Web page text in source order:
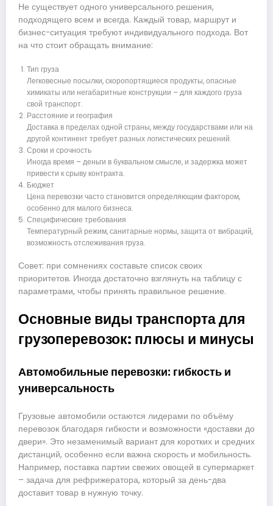
Не существует одного универсального решения,
подходящего всем и всегда. Каждый товар, маршрут и
бизнес-ситуация требуют индивидуального подхода. Вот
на что стоит обращать внимание:
Тип груза
Легковесные посылки, скоропортящиеся продукты, опасные
химикаты или негабаритные конструкции – для каждого груза
свой транспорт.
Расстояние и география
Доставка в пределах одной страны, между государствами или на
другой континент требует разных логистических решений.
Сроки и срочность
Иногда время – деньги в буквальном смысле, и задержка может
привести к срыву контракта.
Бюджет
Цена перевозки часто становится определяющим фактором,
особенно для малого бизнеса.
Специфические требования
Температурный режим, санитарные нормы, защита от вибраций,
возможность отслеживания груза.
Совет: при сомнениях составьте список своих
приоритетов. Иногда достаточно взглянуть на таблицу с
параметрами, чтобы принять правильное решение.
Основные виды транспорта для
грузоперевозок: плюсы и минусы
Автомобильные перевозки: гибкость и
универсальность
Грузовые автомобили остаются лидерами по объёму
перевозок благодаря гибкости и возможности «доставки до
двери». Это незаменимый вариант для коротких и средних
дистанций, особенно если важна скорость и мобильность.
Например, поставка партии свежих овощей в супермаркет
– задача для рефрижератора, который за день-два
доставит товар в нужную точку.